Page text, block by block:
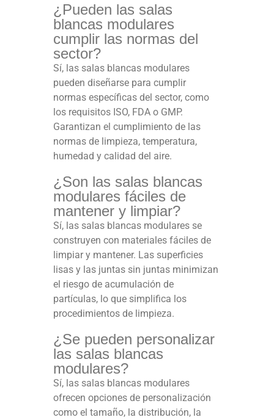
¿Pueden las salas
blancas modulares
cumplir las normas del
sector?
Sí, las salas blancas modulares
pueden diseñarse para cumplir
normas específicas del sector, como
los requisitos ISO, FDA o GMP.
Garantizan el cumplimiento de las
normas de limpieza, temperatura,
humedad y calidad del aire.
¿Son las salas blancas
modulares fáciles de
mantener y limpiar?
Sí, las salas blancas modulares se
construyen con materiales fáciles de
limpiar y mantener. Las superficies
lisas y las juntas sin juntas minimizan
el riesgo de acumulación de
partículas, lo que simplifica los
procedimientos de limpieza.
¿Se pueden personalizar
las salas blancas
modulares?
Sí, las salas blancas modulares
ofrecen opciones de personalización
como el tamaño, la distribución, la